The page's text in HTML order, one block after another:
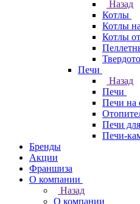
Назад
Котлы
Котлы
Котлы
Печи
Назад
Печи
Печи на
Печи
Печи-
Бренды
Акции
Франшиза
О компании
Назад
О компании